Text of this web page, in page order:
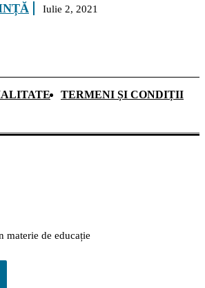
Iulie 2, 2021
TERMENI ȘI CONDIȚII
materie de educație